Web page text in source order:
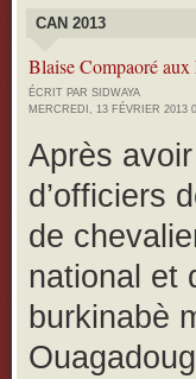
CAN 2013
Blaise Compaoré
ÉCRIT PAR SIDWAYA
MERCREDI, 13 FÉVRIER 2013
Après
d’officiers
de
national et
burkinabè